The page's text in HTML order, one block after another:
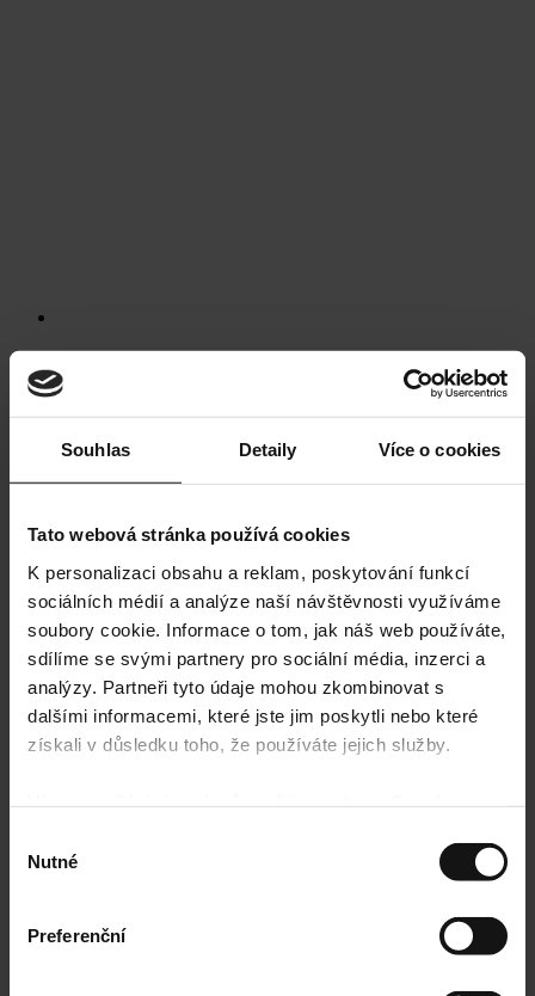
Souhlas Detaily Více o cookies
Tato webová stránka používá cookies
K personalizaci obsahu a reklam, poskytování funkcí
sociálních médií a analýze naší návštěvnosti využíváme
soubory cookie. Informace o tom, jak náš web používáte,
sdílíme se svými partnery pro sociální média, inzerci a
analýzy. Partneři tyto údaje mohou zkombinovat s
dalšími informacemi, které jste jim poskytli nebo které
získali v důsledku toho, že používáte jejich služby.
souhlasu
Nutné
Preferenční
Náramek na nohu Beach
859Kč